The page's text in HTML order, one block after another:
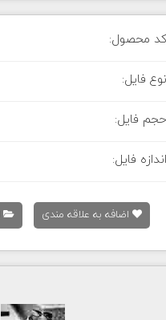
کد محصول:
نوع فایل:
حجم فایل:
اندازه فایل:
اضافه به علاقه مندی